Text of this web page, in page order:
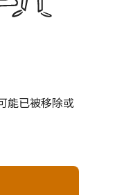
能已被移除或